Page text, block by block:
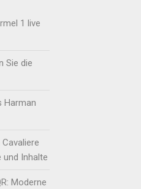
1 live
Sie die
Harman
und Inhalte
Moderne